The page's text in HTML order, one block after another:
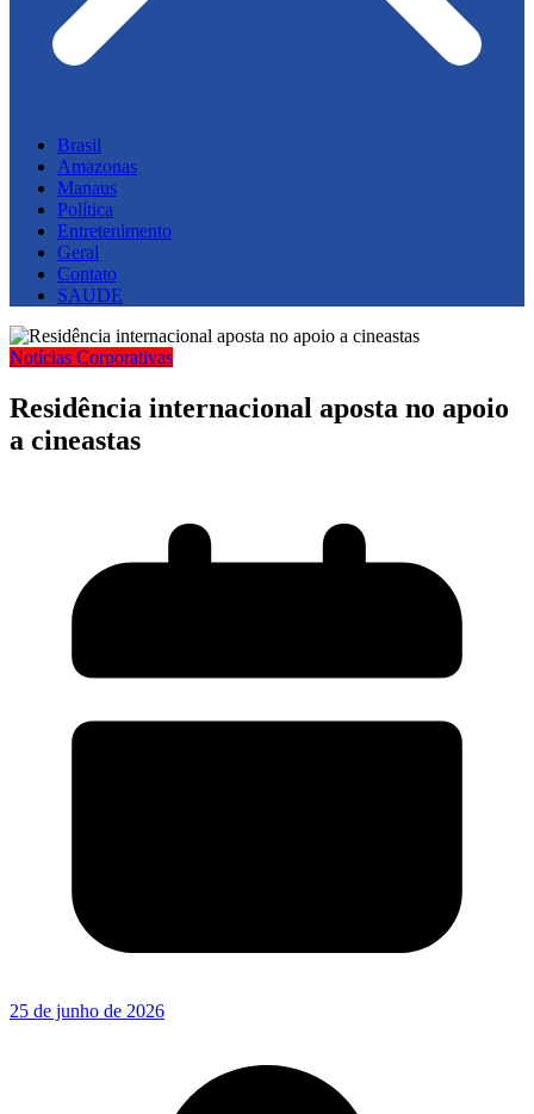
Brasil
Amazonas
Manaus
Política
Entretenimento
Geral
Contato
SAUDE
Notícias Corporativas
Residência internacional aposta no apoio
a cineastas
25 de junho de 2026